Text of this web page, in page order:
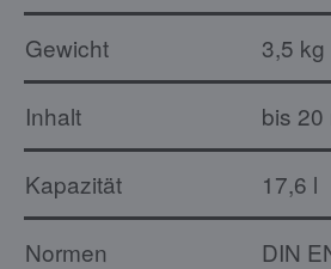
Gewicht 3,5 kg
Inhalt bis 20
Kapazität 17,6 l
Normen DIN